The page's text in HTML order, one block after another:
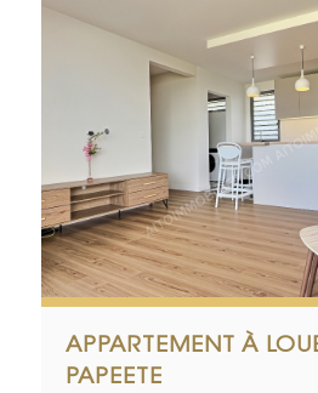
APPARTEMENT À
PAPEETE